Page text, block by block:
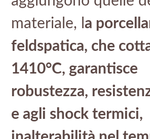
materiale, la
feldspatica, che
1410°C, garantisce
robustezza,
e agli shock termici,